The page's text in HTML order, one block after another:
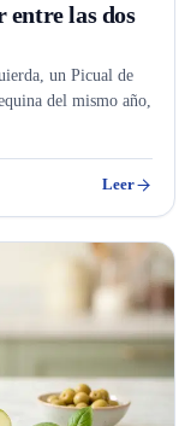
entre las dos
un Picual de
del mismo año,
Leer